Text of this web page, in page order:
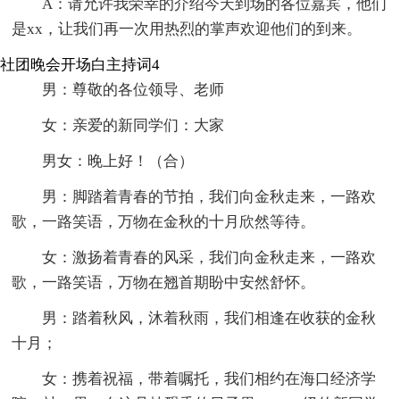
A：请允许我荣幸的介绍今天到场的各位嘉宾，他们
是xx，让我们再一次用热烈的掌声欢迎他们的到来。
社团晚会开场白主持词4
男：尊敬的各位领导、老师
女：亲爱的新同学们：大家
男女：晚上好！（合）
男：脚踏着青春的节拍，我们向金秋走来，一路欢
歌，一路笑语，万物在金秋的十月欣然等待。
女：激扬着青春的风采，我们向金秋走来，一路欢
歌，一路笑语，万物在翘首期盼中安然舒怀。
男：踏着秋风，沐着秋雨，我们相逢在收获的金秋
十月；
女：携着祝福，带着嘱托，我们相约在海口经济学